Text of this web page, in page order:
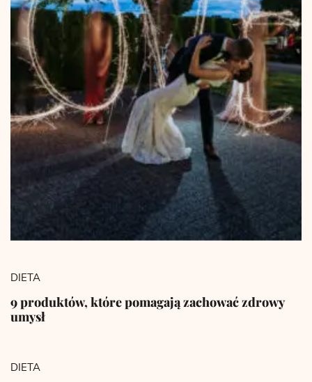
DIETA
9 produktów, które pomagają zachować zdrowy
umysł
DIETA